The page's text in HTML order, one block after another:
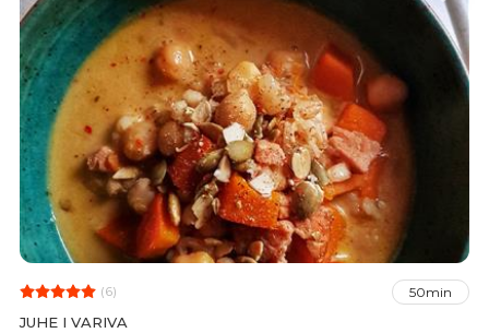
(6) 50min
JUHE I VARIVA